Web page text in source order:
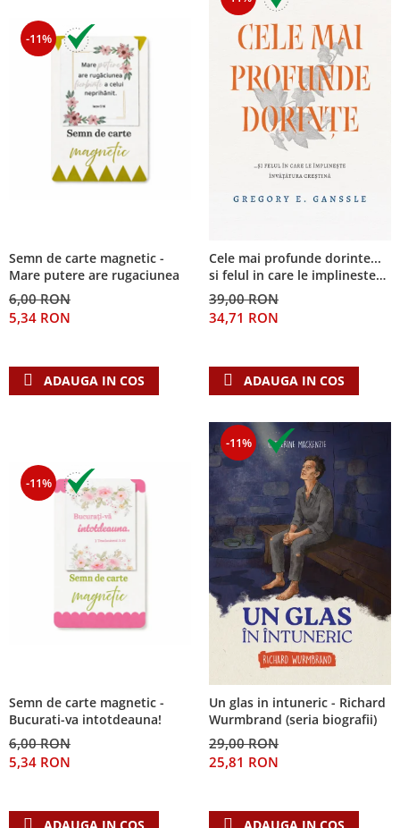
-11%
Semn de carte magnetic -
Mare putere are rugaciunea
6,00 RON
5,34 RON
ADAUGA IN COS
Cele mai profunde dorinte...
si felul in care le implineste
invatatura crestina
39,00 RON
34,71 RON
ADAUGA IN COS
-11%
Semn de carte magnetic -
Bucurati-va intotdeauna!
6,00 RON
5,34 RON
-11%
Un glas in intuneric - Richard
Wurmbrand (seria biografii)
29,00 RON
25,81 RON